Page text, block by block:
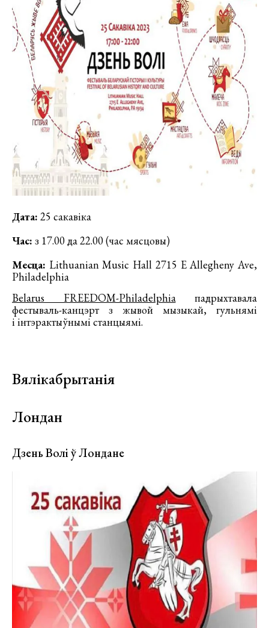
Дата: 25 сакавіка
Час: з 17.00 да 22.00 (час мясцовы)
Месца: Lithuanian Music Hall 2715 E Allegheny Ave,
Philadelphia
Bеlarus FREEDOM-Philadelphiaпадрыхтавала
фестываль-канцэрт з жывой мызыкай, гульнямi
і інтэрактыўнымi станцыямi.
Вялікабрытанія
Лондан
Дзень Волі ў Лондане